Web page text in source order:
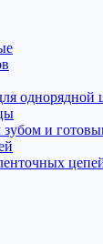
однорядной
и